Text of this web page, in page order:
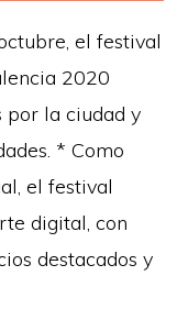
el festival
2020
por la ciudad y
* Como
el festival
digital, con
destacados y